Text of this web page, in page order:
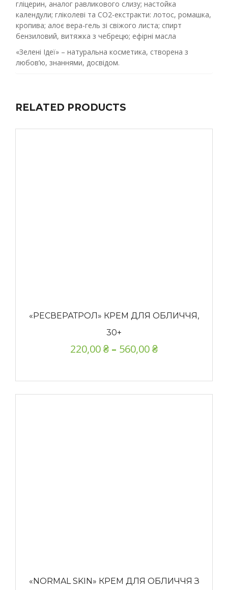
гліцерин, аналог равликового слизу; настойка
календули; гліколеві та СО2-екстракти: лотос, ромашка,
кропива; алоє вера-гель зі свіжого листа; спирт
бензиловий, витяжка з чебрецю; ефірні масла
«Зелені Ідеї» – натуральна косметика, створена з
любов’ю, знаннями, досвідом.
RELATED PRODUCTS
«РЕСВЕРАТРОЛ» КРЕМ ДЛЯ ОБЛИЧЧЯ,
30+
220,00₴ – 560,00₴
«NORMAL SKIN» КРЕМ ДЛЯ ОБЛИЧЧЯ З